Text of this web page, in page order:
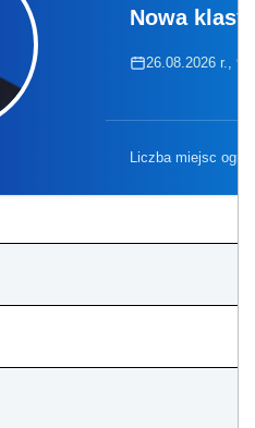
Nowa
26.08.2026 r.,
Liczba miejsc